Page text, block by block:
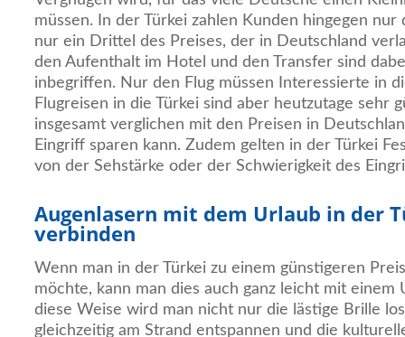
müssen. In der Türkei zahlen Kunden hingegen
nur ein Drittel des Preises, der in Deutschland
den Aufenthalt im Hotel und den Transfer sind
inbegriffen. Nur den Flug müssen Interessierte in
Flugreisen in die Türkei sind aber heutzutage sehr
insgesamt verglichen mit den Preisen in
Eingriff sparen kann. Zudem gelten in der Türkei
von der Sehstärke oder der Schwierigkeit des
Augenlasern mit dem Urlaub in der
verbinden
Wenn man in der Türkei zu einem günstigeren
möchte, kann man dies auch ganz leicht mit einem
diese Weise wird man nicht nur die lästige Brille
gleichzeitig am Strand entspannen und die